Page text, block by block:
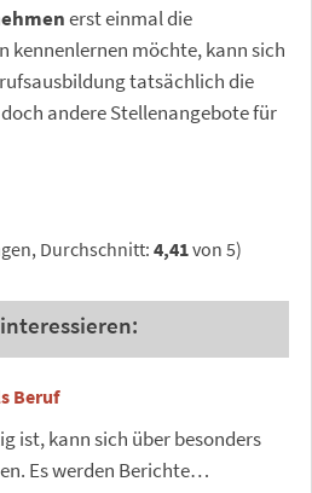
erst einmal die
kennenlernen möchte, kann sich
tatsächlich die
andere Stellenangebote für
Durchschnitt: 4,41von 5)
Beruf
ist, kann sich über besonders
Es werden Berichte…